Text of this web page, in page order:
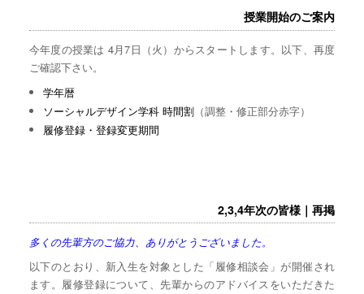
授業開始のご案内
今年度の授業は 4月7日（火）からスタートします。以下、再度
ご確認下さい。
学年暦
ソーシャルデザイン学科 時間割 （調整・修正部分赤字）
履修登録・登録変更期間
2,3,4年次の皆様｜再掲
多くの先輩方のご協力、ありがとうございました。
以下のとおり、新入生を対象とした「履修相談会」が開催され
ます。履修登録について、先輩からのアドバイスをいただきた